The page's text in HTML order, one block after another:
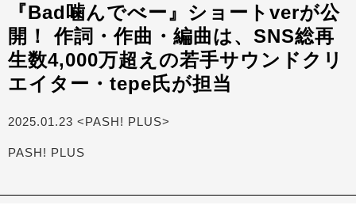
『Bad噛んでべー』ショートverが公
開！ 作詞・作曲・編曲は、SNS総再
生数4,000万超えの若手サウンドクリ
エイター・tepe氏が担当
2025.01.23 <PASH! PLUS>
PASH! PLUS